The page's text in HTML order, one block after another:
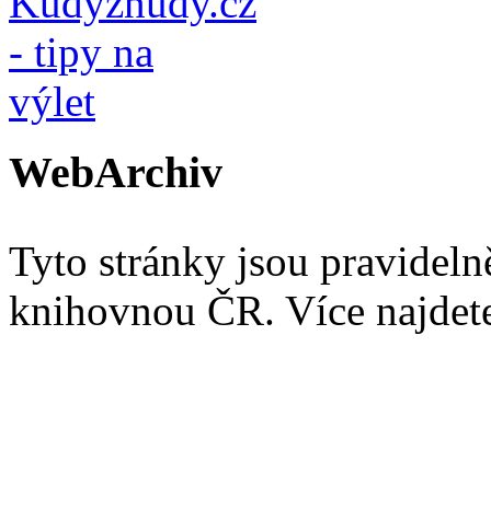
WebArchiv
Tyto stránky jsou
knihovnou ČR. Více